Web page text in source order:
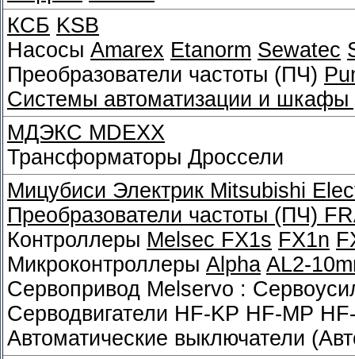
КСБ KSB
Насосы Amarex Etanorm Sewatec
Преобразователи частоты (ПЧ)
Системы автоматизации и шкафы
МДЭКС MDEXX
Трансформаторы Дроссели
Мицубиси Электрик Mitsubishi
Преобразователи частоты (ПЧ)
Контроллеры Melsec FX1s FX1n
Микроконтроллеры Alpha AL2-
Сервопривод Melservo :
Серводвигатели HF-KP HF-MP
Автоматические выключатели